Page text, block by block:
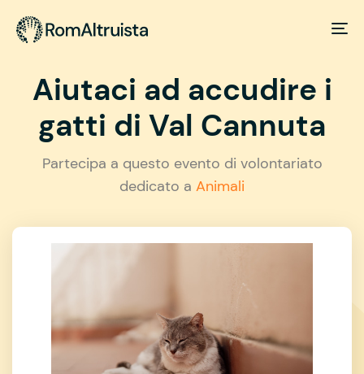
Aiutaci ad accudire i
gatti di Val Cannuta
Partecipa a questo evento di volontariato
dedicato a Animali